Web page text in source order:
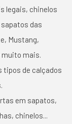
legais, chinelos
das
Mustang,
muito mais.
tipos de calçados
em sapatos,
chinelos...